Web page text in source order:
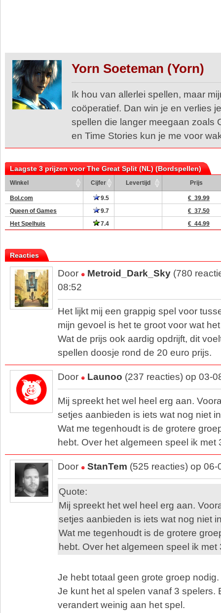
Yorn Soeteman (Yorn)
Ik hou van allerlei spellen, maar
coöperatief. Dan win je en verlies
spellen die langer meegaan zoals
en Time Stories kun je me voor
Laagste 3 prijzen voor The Great Split (NL) (Bordspellen)
Winkel Cijfer Levertijd Prijs
Bol.com 9.5
€ 39.99
Queen of Games
9.7
€ 37.50
Het Spelhuis
7.4 € 44.99
Reacties
Door Metroid_Dark_Sky (780
08:52
Het lijkt mij een grappig spel voor
mijn gevoel is het te groot voor wat
Wat de prijs ook aardig opdrijft, dit
spellen doosje rond de 20 euro prijs.
Door Launoo (237 reacties) op 03-
Mij spreekt het wel heel erg aan.
setjes aanbieden is iets wat nog niet
Wat me tegenhoudt is de grotere
hebt. Over het algemeen speel ik met
Door StanTem (525 reacties) op
Quote:
Mij spreekt het wel heel erg aan.
setjes aanbieden is iets wat nog niet
Wat me tegenhoudt is de grotere
hebt. Over het algemeen speel ik met
Je hebt totaal geen grote groep nodig.
Je kunt het al spelen vanaf 3 spelers.
verandert weinig aan het spel.